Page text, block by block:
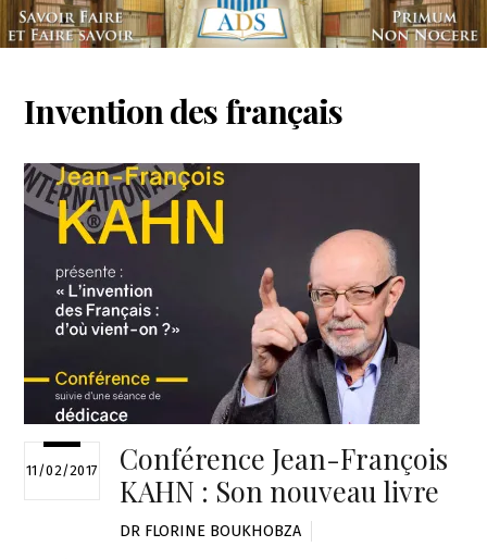
Invention des français
11/02/2017
Conférence Jean-François
KAHN : Son nouveau livre
DR FLORINE BOUKHOBZA